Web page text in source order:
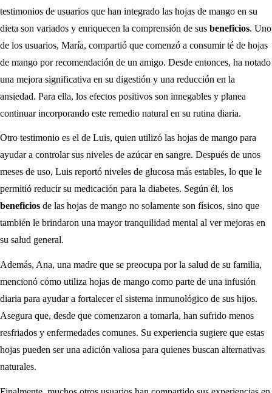
testimonios de usuarios que han integrado las hojas de mango en su
dieta son variados y enriquecen la comprensión de sus beneficios. Uno
de los usuarios, María, compartió que comenzó a consumir té de hojas
de mango por recomendación de un amigo. Desde entonces, ha notado
una mejora significativa en su digestión y una reducción en la
ansiedad. Para ella, los efectos positivos son innegables y planea
continuar incorporando este remedio natural en su rutina diaria.
Otro testimonio es el de Luis, quien utilizó las hojas de mango para
ayudar a controlar sus niveles de azúcar en sangre. Después de unos
meses de uso, Luis reportó niveles de glucosa más estables, lo que le
permitió reducir su medicación para la diabetes. Según él, los
beneficios de las hojas de mango no solamente son físicos, sino que
también le brindaron una mayor tranquilidad mental al ver mejoras en
su salud general.
Además, Ana, una madre que se preocupa por la salud de su familia,
mencionó cómo utiliza hojas de mango como parte de una infusión
diaria para ayudar a fortalecer el sistema inmunológico de sus hijos.
Asegura que, desde que comenzaron a tomarla, han sufrido menos
resfriados y enfermedades comunes. Su experiencia sugiere que estas
hojas pueden ser una adición valiosa para quienes buscan alternativas
naturales.